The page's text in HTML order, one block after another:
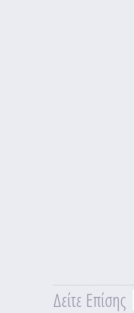
Δείτε Επίσης